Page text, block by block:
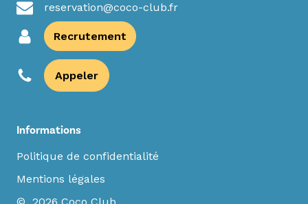
reservation@coco-club.fr
Recrutement
Appeler
Informations
Politique de confidentialité
Mentions légales